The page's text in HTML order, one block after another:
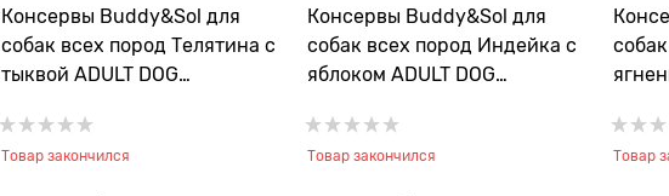
Консервы Buddy&Sol для
собак всех пород Телятина с
тыквой ADULT DOG
Товар закончился
Консервы Buddy&Sol для
собак всех пород Индейка с
яблоком ADULT DOG
Товар закончился Товар